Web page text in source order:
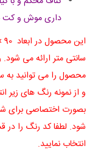
داری موش و کت
سانتی متر ارائه می
محصول را می توانید به
و از نمونه رنگ های زیر
بصورت اختصاصی برای
شود. لطفا کد رنگ را در
انتخاب نمایید.